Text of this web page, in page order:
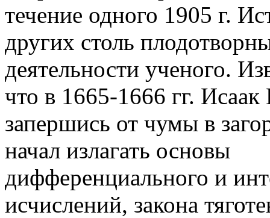
течение одного 1905 г.
других столь
деятельности ученого.
что в 1665-1666 гг.
запершись от чумы в
начал излагать основы
дифференциального и
исчислений, закона